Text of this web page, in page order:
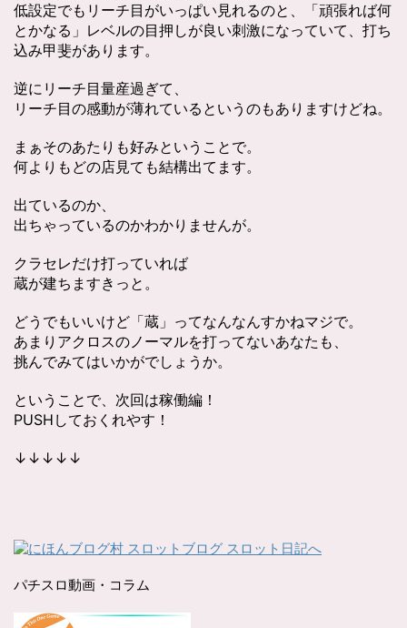
低設定でもリーチ目がいっぱい見れるのと、「頑張れば何
とかなる」レベルの目押しが良い刺激になっていて、打ち
込み甲斐があります。
逆にリーチ目量産過ぎて、
リーチ目の感動が薄れているというのもありますけどね。
まぁそのあたりも好みということで。
何よりもどの店見ても結構出てます。
出ているのか、
出ちゃっているのかわかりませんが。
クラセレだけ打っていれば
蔵が建ちますきっと。
どうでもいいけど「蔵」ってなんなんすかねマジで。
あまりアクロスのノーマルを打ってないあなたも、
挑んでみてはいかがでしょうか。
ということで、次回は稼働編！
PUSHしておくれやす！
↓↓↓↓↓
パチスロ動画・コラム